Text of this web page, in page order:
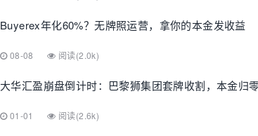
Buyerex年化60%？无牌照运营，拿你的本金发收益
08-08 阅读(2.0k)
大华汇盈崩盘倒计时：巴黎狮集团套牌收割，本金归
01-01 阅读(2.6k)